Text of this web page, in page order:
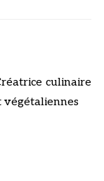
culinaire
végétaliennes